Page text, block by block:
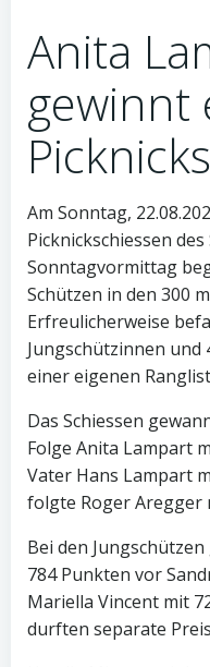
Anita
gewinnt
Am Sonntag,
Picknickschiessen
Sonntagvormittag
Schützen in den 300
Erfreulicherweise
Jungschützinnen und
einer eigenen
Das Schiessen
Folge Anita Lampart
Vater Hans Lampart
folgte Roger Aregger
Bei den
784 Punkten vor
Mariella Vincent mit
durften separate